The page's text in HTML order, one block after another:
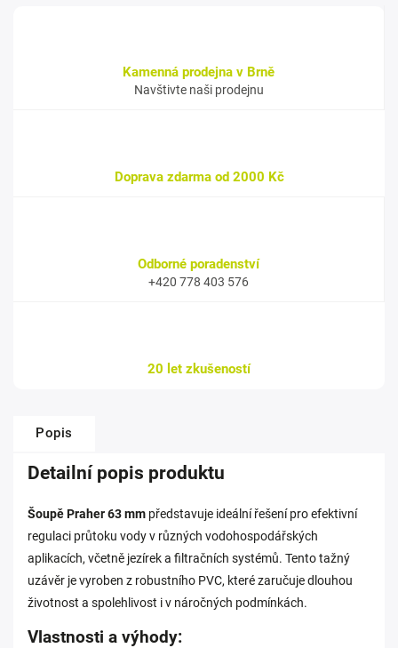
Kamenná prodejna v Brně
Navštivte naši prodejnu
Doprava zdarma od 2000 Kč
Odborné poradenství
+420 778 403 576
20 let zkušeností
Popis
Detailní popis produktu
Šoupě Praher 63 mm představuje ideální řešení pro efektivní
regulaci průtoku vody v různých vodohospodářských
aplikacích, včetně jezírek a filtračních systémů. Tento tažný
uzávěr je vyroben z robustního PVC, které zaručuje dlouhou
životnost a spolehlivost i v náročných podmínkách.
Vlastnosti a výhody: